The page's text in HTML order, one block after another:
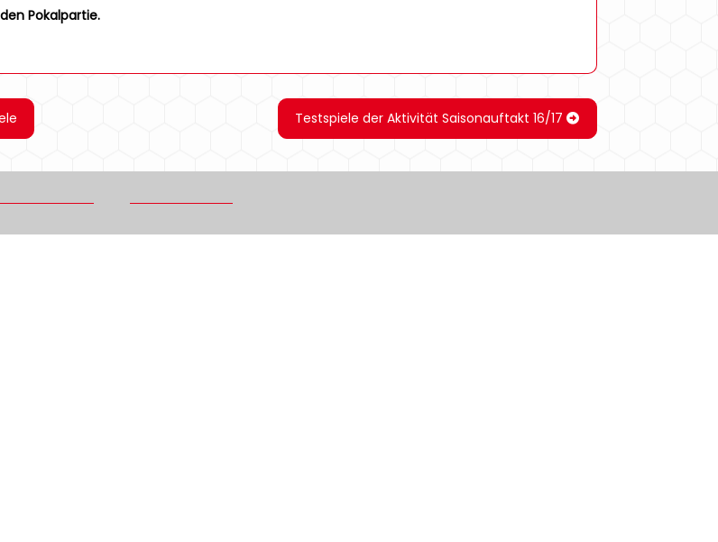
Pokalpartie.
Testspiele der Aktivität Saisonauftakt 16/17